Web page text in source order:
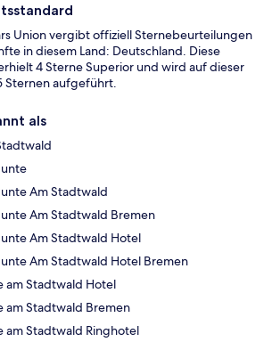
Union vergibt offiziell Sternebeurteilungen
in diesem Land: Deutschland. Diese
4 Sterne Superior und wird auf dieser
Sternen aufgeführt.
als
Am Stadtwald
Am Stadtwald Bremen
Am Stadtwald Hotel
Am Stadtwald Hotel Bremen
am Stadtwald Hotel
am Stadtwald Bremen
am Stadtwald Ringhotel